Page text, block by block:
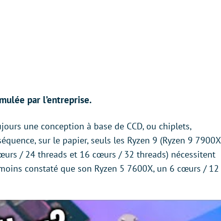
par l’entreprise.
une conception à base de CCD, ou chiplets,
sur le papier, seuls les Ryzen 9 (Ryzen 9 7900X
/ 24 threads et 16 cœurs / 32 threads) nécessitent
constaté que son Ryzen 5 7600X, un 6 cœurs / 12